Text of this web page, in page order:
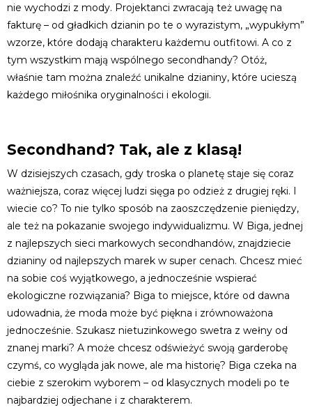
nie wychodzi z mody. Projektanci zwracają też uwagę na
fakturę – od gładkich dzianin po te o wyrazistym, „wypukłym”
wzorze, które dodają charakteru każdemu outfitowi. A co z
tym wszystkim mają wspólnego secondhandy? Otóż,
właśnie tam można znaleźć unikalne dzianiny, które ucieszą
każdego miłośnika oryginalności i ekologii.
Secondhand? Tak, ale z klasą!
W dzisiejszych czasach, gdy troska o planetę staje się coraz
ważniejsza, coraz więcej ludzi sięga po odzież z drugiej ręki. I
wiecie co? To nie tylko sposób na zaoszczędzenie pieniędzy,
ale też na pokazanie swojego indywidualizmu. W Biga, jednej
z najlepszych sieci markowych secondhandów, znajdziecie
dzianiny od najlepszych marek w super cenach. Chcesz mieć
na sobie coś wyjątkowego, a jednocześnie wspierać
ekologiczne rozwiązania? Biga to miejsce, które od dawna
udowadnia, że moda może być piękna i zrównoważona
jednocześnie. Szukasz nietuzinkowego swetra z wełny od
znanej marki? A może chcesz odświeżyć swoją garderobę
czymś, co wygląda jak nowe, ale ma historię? Biga czeka na
ciebie z szerokim wyborem – od klasycznych modeli po te
najbardziej odjechane i z charakterem.